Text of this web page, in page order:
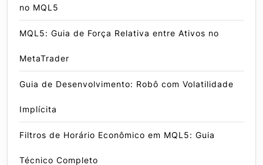
no MQL5
MQL5: Guia de Força Relativa entre Ativos no
MetaTrader
Guia de Desenvolvimento: Robô com Volatilidade
Implícita
Filtros de Horário Econômico em MQL5: Guia
Técnico Completo